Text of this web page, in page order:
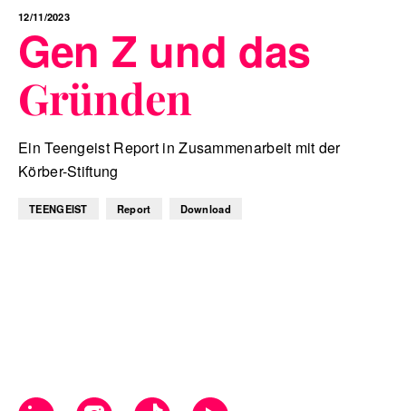
12/11/2023
Gen Z und das
Gründen
Ein Teengeist Report in Zusammenarbeit mit der
Körber-Stiftung
TEENGEIST Report Download